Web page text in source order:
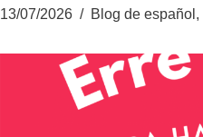
13/07/2026 Blog de español